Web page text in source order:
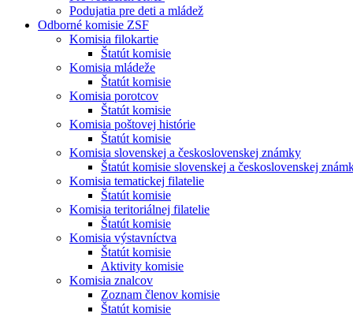
Podujatia pre deti a mládež
Odborné komisie ZSF
Komisia filokartie
Štatút komisie
Komisia mládeže
Štatút komisie
Komisia porotcov
Štatút komisie
Komisia poštovej histórie
Štatút komisie
Komisia slovenskej a československej známky
Štatút komisie slovenskej a československej
Komisia tematickej filatelie
Štatút komisie
Komisia teritoriálnej filatelie
Štatút komisie
Komisia výstavníctva
Štatút komisie
Aktivity komisie
Komisia znalcov
Zoznam členov komisie
Štatút komisie